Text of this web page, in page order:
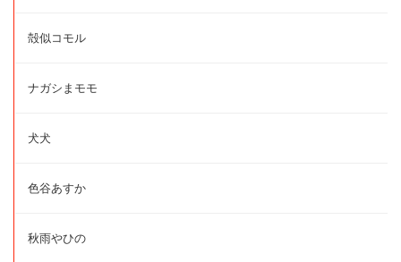
殻似コモル
ナガシまモモ
犬犬
色谷あすか
秋雨やひの